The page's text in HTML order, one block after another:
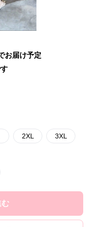
お届け予定
2XL 3XL
む